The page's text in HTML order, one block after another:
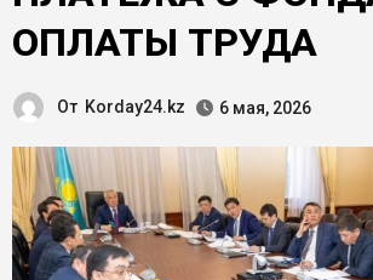
ОПЛАТЫ ТРУДА
От Korday24.kz 6 мая, 2026